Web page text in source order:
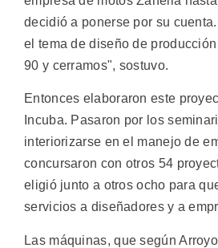
decidió a ponerse por su
el tema de diseño de
90 y cerramos", sostuvo.
Entonces elaboraron este
Incuba. Pasaron por los
interiorizarse en el manejo de
concursaron con otros 54
eligió junto a otros ocho para
servicios a diseñadores y a
Las máquinas, que según